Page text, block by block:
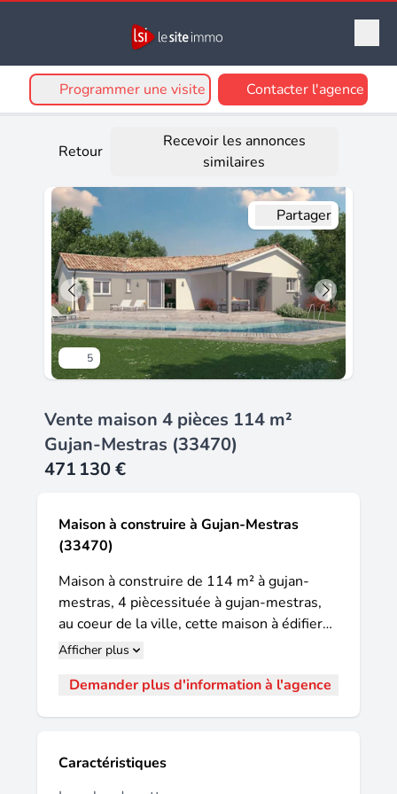
Programmer une visite Contacter l'agence
Retour
Recevoir les annonces
similaires
5
Partager
Vente maison 4 pièces 114 m²
Gujan-Mestras (33470)
471 130 €
Maison à construire à Gujan-Mestras
(33470)
Maison à construire de 114 m² à gujan-
mestras, 4 piècessituée à gujan-mestras,
au coeur de la ville, cette maison à édifier
offre une surface habitable de 114 m² sur
Cette maison à réaliser comprend quatre
salle de bains avec baignoire, pour plus de
confort au quotidien. Elle est conçue de
Afficher plus
Demander plus d'information à l'agence
Caractéristiques